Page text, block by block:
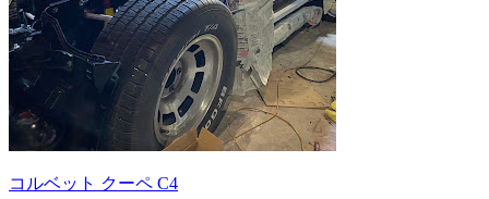
コルベット クーペ C4